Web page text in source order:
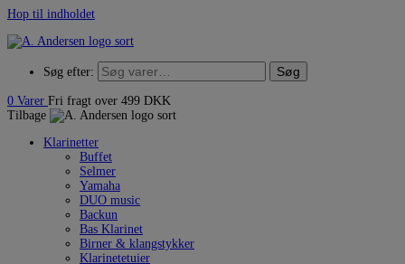
Hop til indholdet
Søg efter: Søg
0 Varer Fri fragt over 499 DKK
Tilbage
Klarinetter
Buffet
Selmer
Yamaha
DUO music
Backun
Bas Klarinet
Birner & klangstykker
Klarinetetuier